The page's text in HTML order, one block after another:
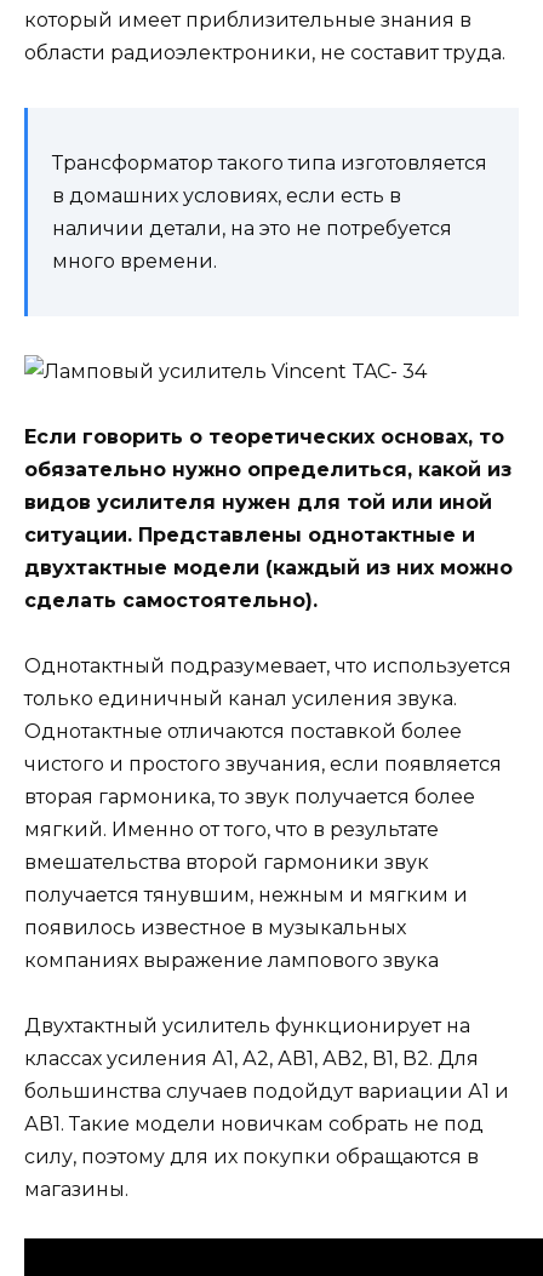
который имеет приблизительные знания в
области радиоэлектроники, не составит труда.
Трансформатор такого типа изготовляется
в домашних условиях, если есть в
наличии детали, на это не потребуется
много времени.
Если говорить о теоретических основах, то
обязательно нужно определиться, какой из
видов усилителя нужен для той или иной
ситуации. Представлены однотактные и
двухтактные модели (каждый из них можно
сделать самостоятельно).
Однотактный подразумевает, что используется
только единичный канал усиления звука.
Однотактные отличаются поставкой более
чистого и простого звучания, если появляется
вторая гармоника, то звук получается более
мягкий. Именно от того, что в результате
вмешательства второй гармоники звук
получается тянувшим, нежным и мягким и
появилось известное в музыкальных
компаниях выражение лампового звука
Двухтактный усилитель функционирует на
классах усиления А1, А2, АВ1, АВ2, В1, В2. Для
большинства случаев подойдут вариации А1 и
АВ1. Такие модели новичкам собрать не под
силу, поэтому для их покупки обращаются в
магазины.